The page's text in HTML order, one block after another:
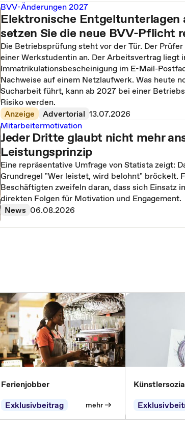
BVV-Änderungen 2027
Elektronische Entgeltunterlagen
setzen Sie die neue BVV-Pflicht
Die Betriebsprüfung steht vor der Tür. Der
einer Werkstudentin an. Der Arbeitsvertrag liegt
Immatrikulationsbescheinigung im E-Mail-
Nachweise auf einem Netzlaufwerk. Was heute
Sucharbeit führt, kann ab 2027 bei einer
Risiko werden.
Anzeige
Advertorial 13.07.2026
Mitarbeitermotivation
Jeder Dritte glaubt nicht mehr
Leistungsprinzip
Eine repräsentative Umfrage von Statista zeigt:
Grundregel "Wer leistet, wird belohnt" bröckelt.
Beschäftigten zweifeln daran, dass sich Einsatz
direkten Folgen für Motivation und Engagement.
News 06.08.2026
Ferienjobber
Exklusivbeitrag
mehr